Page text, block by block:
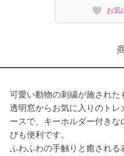
お気
可愛い動物の刺繍が施された
透明窓からお気に入りのト
ースで、キーホルダー付き
びも便利です。
ふわふわの手触りと癒される